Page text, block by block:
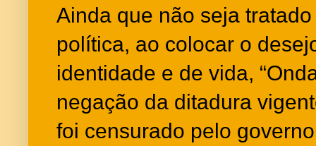
Ainda que não seja
política, ao colocar o
identidade e de vida,
negação da ditadura
foi censurado pelo